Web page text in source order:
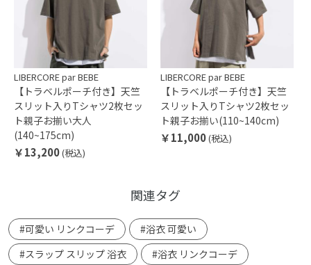
LIBERCORE par BEBE
【トラベルポーチ付き】天竺
スリット入りTシャツ2枚セッ
ト親子お揃い大人
(140~175cm)
￥13,200(税込)
LIBERCORE par BEBE
【トラベルポーチ付き】天竺
スリット入りTシャツ2枚セッ
ト親子お揃い(110~140cm)
￥11,000(税込)
関連タグ
#可愛い リンクコーデ
#浴衣 可愛い
#スラップ スリップ 浴衣
#浴衣 リンクコーデ